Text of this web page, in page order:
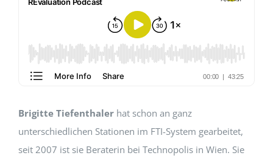
LESENSWERTES
Brigitte Tiefenthalerhat schon an ganz
unterschiedlichen Stationen im FTI-System gearbeitet,
seit 2007 ist sie Beraterin bei Technopolis in Wien. Sie